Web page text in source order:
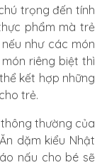
trọng đến tính
phẩm mà trẻ
như các món
riêng biệt thì
kết hợp những
trẻ.
thường của
dặm kiểu Nhật
nấu cho bé sẽ